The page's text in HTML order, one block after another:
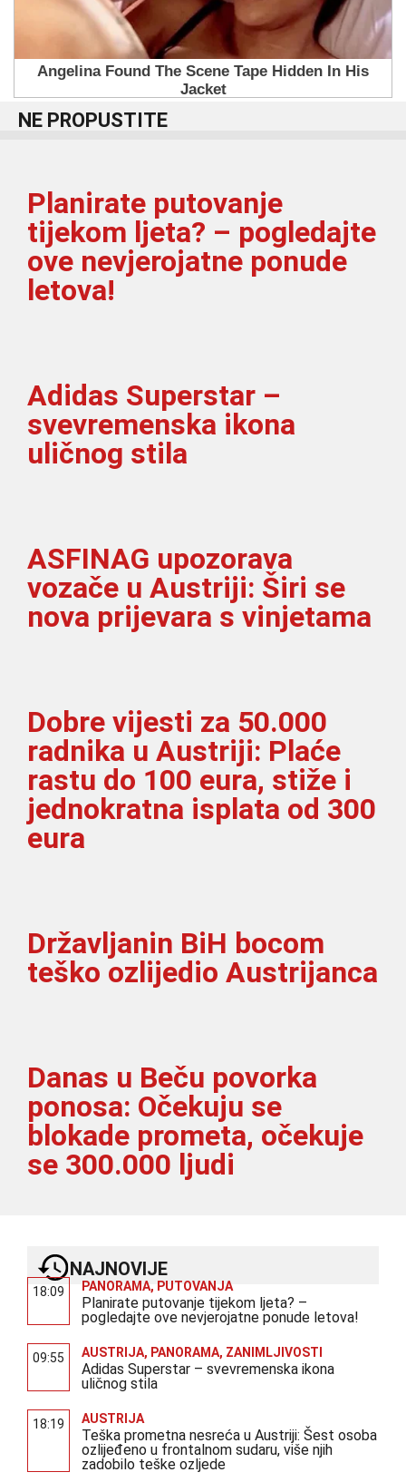
NE PROPUSTITE
Planirate putovanje
tijekom ljeta? – pogledajte
ove nevjerojatne ponude
letova!
Adidas Superstar –
svevremenska ikona
uličnog stila
ASFINAG upozorava
vozače u Austriji: Širi se
nova prijevara s vinjetama
Dobre vijesti za 50.000
radnika u Austriji: Plaće
rastu do 100 eura, stiže i
jednokratna isplata od 300
eura
Državljanin BiH bocom
teško ozlijedio Austrijanca
Danas u Beču povorka
ponosa: Očekuju se
blokade prometa, očekuje
se 300.000 ljudi
NAJNOVIJE
18:09 PANORAMA, PUTOVANJA
Planirate putovanje tijekom ljeta? –
pogledajte ove nevjerojatne ponude letova!
09:55 AUSTRIJA, PANORAMA, ZANIMLJIVOSTI
Adidas Superstar – svevremenska ikona
uličnog stila
18:19 AUSTRIJA
Teška prometna nesreća u Austriji: Šest osoba
ozlijeđeno u frontalnom sudaru, više njih
zadobilo teške ozljede